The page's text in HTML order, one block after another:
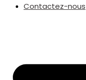
Contactez-nous